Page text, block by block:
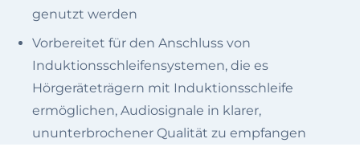
genutzt werden
Vorbereitet für den Anschluss von
Induktionsschleifensystemen, die es
Hörgeräteträgern mit Induktionsschleife
ermöglichen, Audiosignale in klarer,
ununterbrochener Qualität zu empfangen